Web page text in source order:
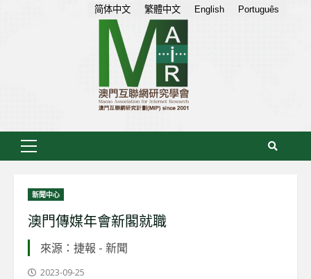
Primary
新聞中心
澳門傳媒年會新閣就職
來源：捷報 - 新聞
2023-09-25
简体中文 繁體中文 English Português